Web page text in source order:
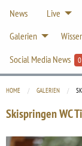
News Live
Galerien
Social Media News
0
HOME GALERIEN
Skispringen WC